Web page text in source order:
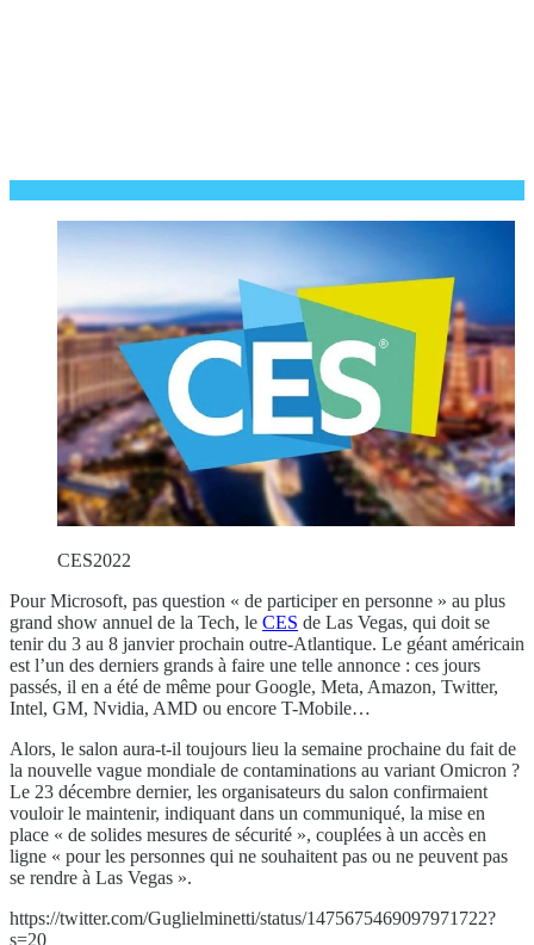
CES2022
Pour Microsoft, pas question « de participer en personne » au plus
grand show annuel de la Tech, le CES de Las Vegas, qui doit se
tenir du 3 au 8 janvier prochain outre-Atlantique. Le géant américain
est l’un des derniers grands à faire une telle annonce : ces jours
passés, il en a été de même pour Google, Meta, Amazon, Twitter,
Intel, GM, Nvidia, AMD ou encore T-Mobile…
Alors, le salon aura-t-il toujours lieu la semaine prochaine du fait de
la nouvelle vague mondiale de contaminations au variant Omicron ?
Le 23 décembre dernier, les organisateurs du salon confirmaient
vouloir le maintenir, indiquant dans un communiqué, la mise en
place « de solides mesures de sécurité », couplées à un accès en
ligne « pour les personnes qui ne souhaitent pas ou ne peuvent pas
se rendre à Las Vegas ».
https://twitter.com/Guglielminetti/status/1475675469097971722?
s=20